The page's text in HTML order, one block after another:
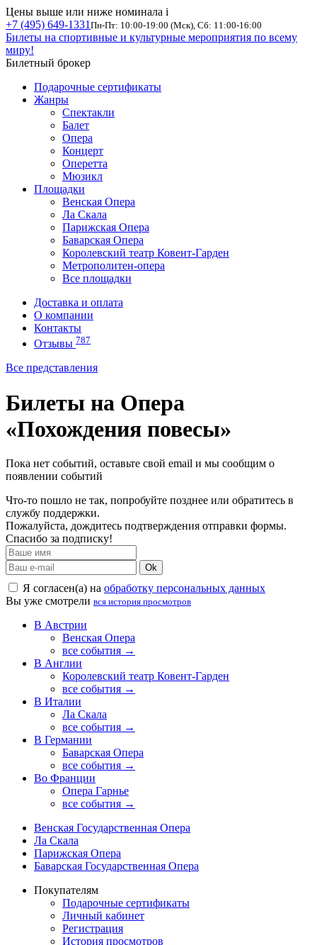
Цены выше или ниже номинала i
+7 (495) 649-1331 Пн-Пт: 10:00-19:00 (Мск), Сб: 11:00-16:00
Билеты на спортивные и культурные мероприятия по всему
миру!
Билетный брокер
Подарочные сертификаты
Жанры
Спектакли
Балет
Опера
Концерт
Оперетта
Мюзикл
Площадки
Венская Опера
Ла Скала
Парижская Опера
Баварская Опера
Королевский театр Ковент-Гарден
Метрополитен-опера
Все площадки
Доставка и оплата
О компании
Контакты
Отзывы 787
Все представления
Билеты на Опера
«Похождения повесы»
Пока нет событий, оставьте свой email и мы сообщим о
появлении событий
Что-то пошло не так, попробуйте позднее или обратитесь в
службу поддержки.
Пожалуйста, дождитесь подтверждения отправки формы.
Спасибо за подписку!
Ok
Я согласен(а) на обработку персональных данных
Вы уже смотрели вся история просмотров
В Австрии
Венская Опера
все события →
В Англии
Королевский театр Ковент-Гарден
все события →
В Италии
Ла Скала
все события →
В Германии
Баварская Опера
все события →
Во Франции
Опера Гарнье
все события →
Венская Государственная Опера
Ла Скала
Парижская Опера
Баварская Государственная Опера
Покупателям
Подарочные сертификаты
Личный кабинет
Регистрация
История просмотров